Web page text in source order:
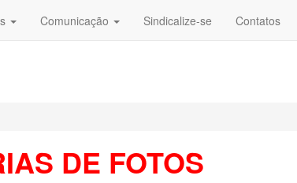
Comunicação Sindicalize-se Contatos
DE FOTOS